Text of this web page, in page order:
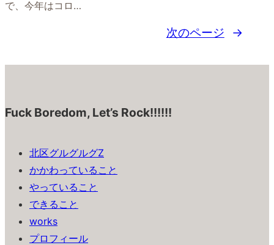
で、今年はコロ…
次のページ →
Fuck Boredom, Let’s Rock!!!!!!
北区グルグルグZ
かかわっていること
やっていること
できること
works
プロフィール